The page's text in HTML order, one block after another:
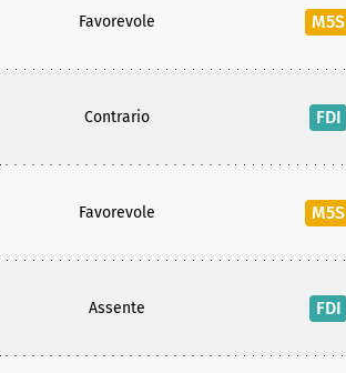
Favorevole M5S
Contrario FDI
Favorevole M5S
Assente FDI